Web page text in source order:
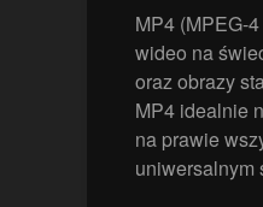
MP4 (MPEG-
wideo na
oraz obrazy
MP4 idealnie
na prawie
uniwersalnym